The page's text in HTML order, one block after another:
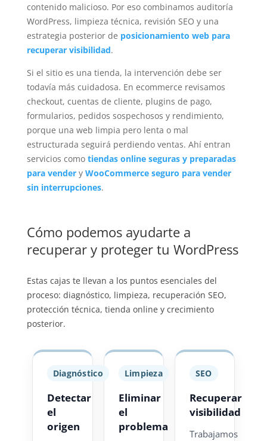
contenido malicioso. Por eso combinamos auditoría
WordPress, limpieza técnica, revisión SEO y una
estrategia posterior de posicionamiento web para
recuperar visibilidad.
Si el sitio es una tienda, la intervención debe ser
todavía más cuidadosa. En ecommerce revisamos
checkout, cuentas de cliente, plugins de pago,
formularios, pedidos sospechosos y rendimiento,
porque una web limpia pero lenta o mal
estructurada seguirá perdiendo ventas. Ahí entran
servicios como tiendas online seguras y preparadas
para vendery WooCommerce seguro para vender
sin interrupciones.
Cómo podemos ayudarte a
recuperar y proteger tu WordPress
Estas cajas te llevan a los puntos esenciales del
proceso: diagnóstico, limpieza, recuperación SEO,
protección técnica, tienda online y crecimiento
posterior.
Diagnóstico
Detectar
el
origen
Limpieza
Eliminar
el
problema
SEO
Recuperar
visibilidad
Trabajamos